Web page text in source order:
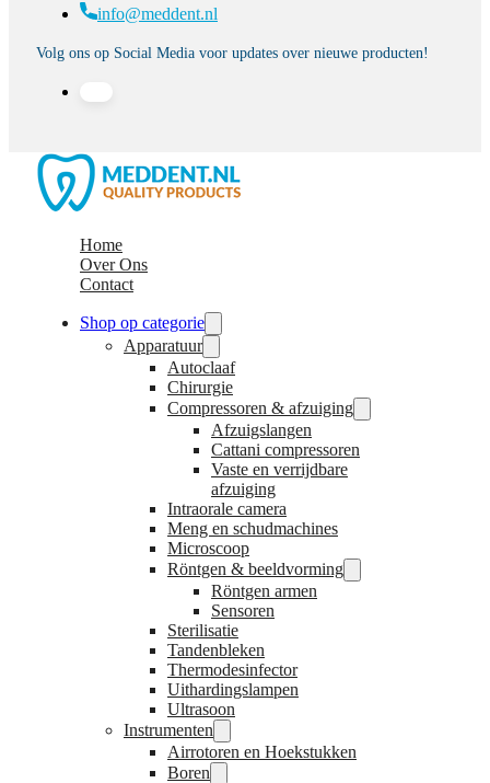
info@meddent.nl
Volg ons op Social Media voor updates over nieuwe producten!
Home
Over Ons
Contact
Shop op categorie
Apparatuur
Autoclaaf
Chirurgie
Compressoren & afzuiging
Afzuigslangen
Cattani compressoren
Vaste en verrijdbare
afzuiging
Intraorale camera
Meng en schudmachines
Microscoop
Röntgen & beeldvorming
Röntgen armen
Sensoren
Sterilisatie
Tandenbleken
Thermodesinfector
Uithardingslampen
Ultrasoon
Instrumenten
Airrotoren en Hoekstukken
Boren